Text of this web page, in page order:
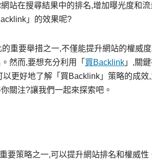
站在搜尋結果中的排名,增加曝光度和
」的效果呢?
的重要舉措之一,不僅能提升網站的權威
然而,要想充分利用「 買Backlink 」,關
更好地了解「買Backlink」策略的成效
關注?讓我們一起來探索吧。
要策略之一,可以提升網站排名和權威性